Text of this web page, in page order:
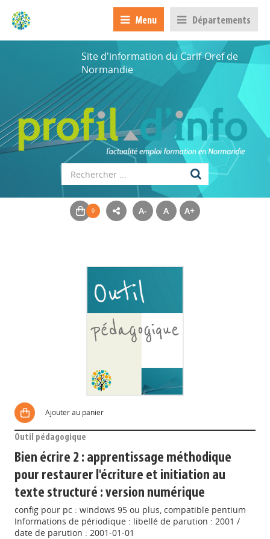
Menu Départements
Site d'information du Carif-Oref de
Normandie
A- A A+
Ajouter au panier
Outil pédagogique
Bien écrire 2 : apprentissage méthodique
pour restaurer l'écriture et initiation au
texte structuré : version numérique
config pour pc : windows 95 ou plus, compatible pentium
Informations de périodique : libellé de parution : 2001 /
date de parution : 2001-01-01